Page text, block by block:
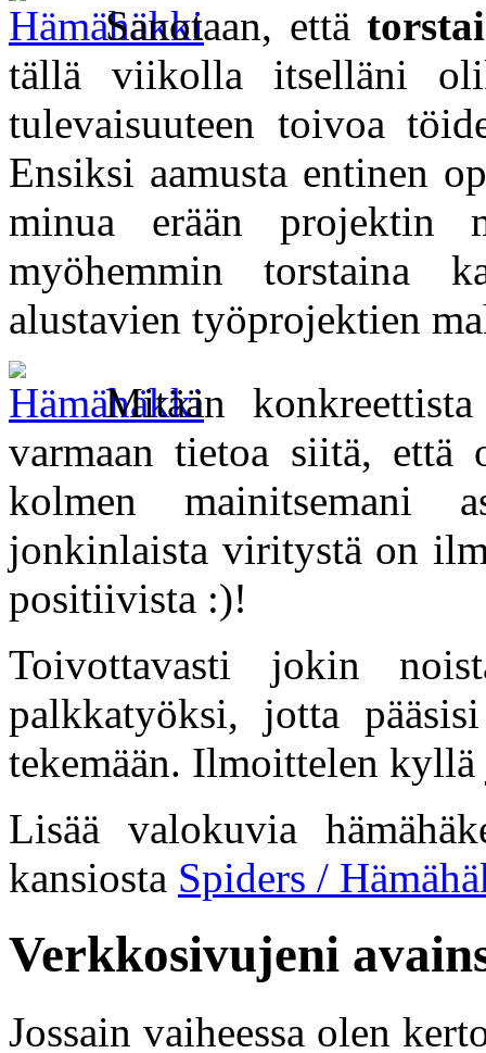
Sanotaan, että
tällä viikolla itselläni
tulevaisuuteen toivoa
Ensiksi aamusta entinen
minua erään projektin
myöhemmin torstaina
alustavien työprojektien
Mitään
varmaan tietoa siitä, että
kolmen mainitsemani
jonkinlaista viritystä on
positiivista :)!
Toivottavasti jokin
palkkatyöksi, jotta
tekemään. Ilmoittelen
Lisää valokuvia
kansiosta Spiders /
Verkkosivujeni
Jossain vaiheessa olen